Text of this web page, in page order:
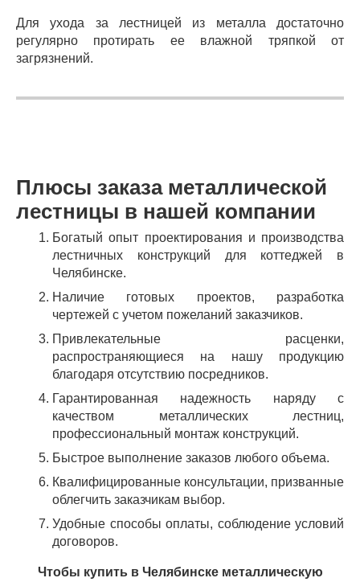
Для ухода за лестницей из металла достаточно
регулярно протирать ее влажной тряпкой от
загрязнений.
Плюсы заказа металлической
лестницы в нашей компании
Богатый опыт проектирования и производства
лестничных конструкций для коттеджей в
Челябинске.
Наличие готовых проектов, разработка
чертежей с учетом пожеланий заказчиков.
Привлекательные расценки,
распространяющиеся на нашу продукцию
благодаря отсутствию посредников.
Гарантированная надежность наряду с
качеством металлических лестниц,
профессиональный монтаж конструкций.
Быстрое выполнение заказов любого объема.
Квалифицированные консультации, призванные
облегчить заказчикам выбор.
Удобные способы оплаты, соблюдение условий
договоров.
Чтобы купить в Челябинске металлическую